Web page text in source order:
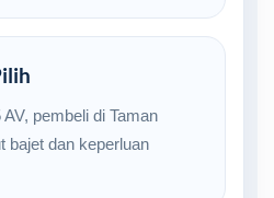
pembeli di Taman
bajet dan keperluan